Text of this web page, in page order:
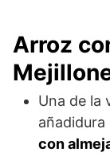
Arroz
Una de la
con